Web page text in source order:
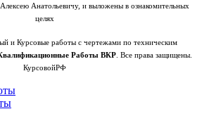
Анатольевичу, и выложены в ознакомительных
целях
и Курсовые работы с чертежами по техническим
Работы ВКР. Все права защищены.
КурсовойРФ